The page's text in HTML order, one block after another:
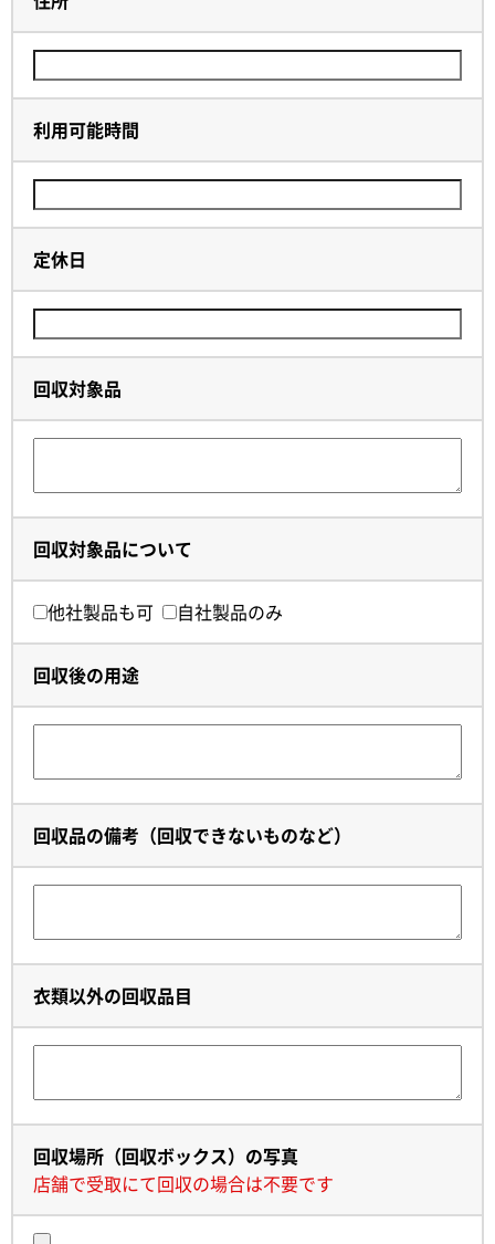
利用可能時間
定休日
回収対象品
回収対象品について
他社製品も可 自社製品のみ
回収後の用途
回収品の備考（回収できないものなど）
衣類以外の回収品目
回収場所（回収ボックス）の写真
店舗で受取にて回収の場合は不要です